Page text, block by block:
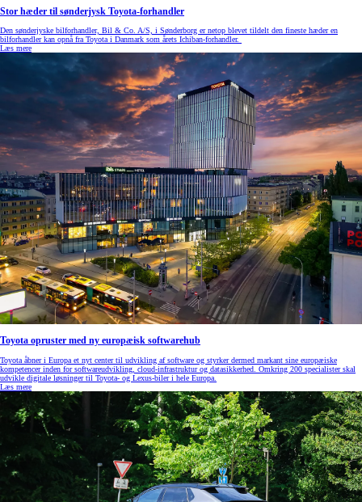
Stor hæder til sønderjysk Toyota-forhandler
Den sønderjyske bilforhandler, Bil & Co. A/S, i Sønderborg er netop blevet tildelt den fineste hæder en
bilforhandler kan opnå fra Toyota i Danmark som årets Ichiban-forhandler.
Læs mere
Toyota opruster med ny europæisk softwarehub
Toyota åbner i Europa et nyt center til udvikling af software og styrker dermed markant sine europæiske
kompetencer inden for softwareudvikling, cloud‑infrastruktur og datasikkerhed. Omkring 200 specialister skal
udvikle digitale løsninger til Toyota- og Lexus‑biler i hele Europa.
Læs mere